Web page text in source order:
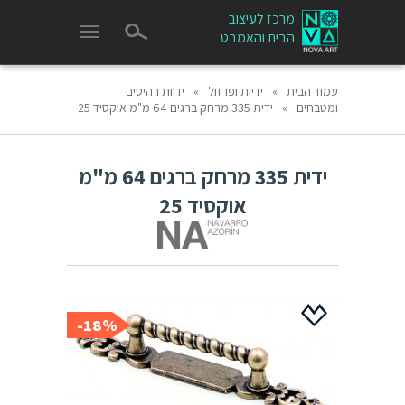
מרכז לעיצוב
הבית והאמבט
עמוד הבית » ידיות ופרזול »
ידיות רהיטים
ומטבחים
» ידית 335 מרחק ברגים 64 מ"מ אוקסיד 25
ידית 335 מרחק ברגים 64 מ"מ
אוקסיד 25
18%-